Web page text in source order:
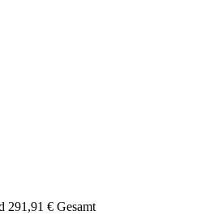
291,91 € Gesamt